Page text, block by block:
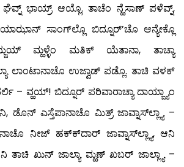
ಭಾಯ್ರ್ ಆಯ್ಲೊ. ತಾಚೆಂ ನ್ಹೆಸಾಣ್ ಪಳೆವ್ನ್,
ಸಾಂಗ್‍ಲ್ಲೊ ಬಿದ್ನೂರ್’ಚೊ ಆನ್ಯೇಕ್ಲೊ
ಮ್ಹಳ್ಳೆಂ ಮತಿಕ್ ಯೆತಾನಾ, ತಾಚ್ಯಾ
ಲಾಂಟಾನಾಚೊ ಉಜ್ವಾಡ್ ಪಡ್ಲೊ. ತಾಚಿ ವಳಕ್
– ವ್ಹಯ್! ಬಿದ್ನೂರ್ ಪರಿವಾರಾಚ್ಯಾ ದಾಯ್ಜ್ಯಾಂ
ಡೊನ್ ಎಸ್ತೆಪಾನಾಚೊ ಮಿತ್ರ್ ಜಾವ್ನಾಸ್‍ಲ್ಲ್ಯಾ –
ನೀಜ್ ಹಕ್ಕ್‍ದಾರ್ ಜಾವ್ನಾಸ್‍ಲ್ಲ್ಯಾ, ಆನಿ
ತಾಚಿ ಖುನ್ ಜಾಲ್ಯಾ ಮ್ಹಣ್ ಖಬರ್ ಜಾಲ್ಲ್ಯಾ –